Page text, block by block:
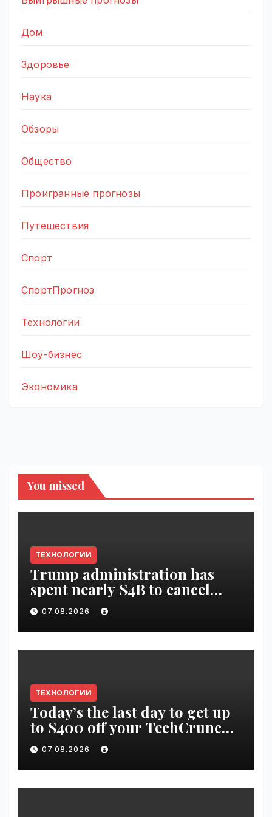
Дом
Здоровье
Наука
Обзоры
Общество
Проигранные прогнозы
Путешествия
Спорт
СпортПрогноз
Технологии
Шоу-бизнес
Экономика
You missed
ТЕХНОЛОГИИ
Trump administration has
spent nearly $4B to cancel
offshore wind farms |
VseTime.ru
07.08.2026
ТЕХНОЛОГИИ
Today’s the last day to get up
to $400 off your TechCrunch
Disrupt 2026 ticket |
VseTime.ru
07.08.2026